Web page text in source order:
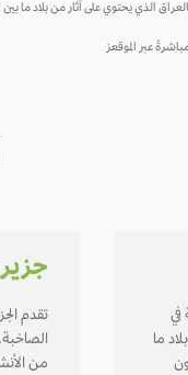
الذي يحتوي على آثار من بلاد ما بين
في
ما
تقدم
من